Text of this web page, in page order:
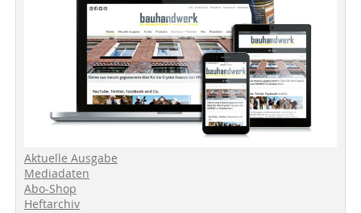
Aktuelle Ausgabe
Mediadaten
Abo-Shop
Heftarchiv